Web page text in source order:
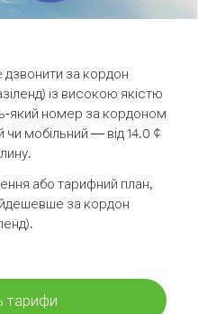
дзвонити за кордон
із високою якістю
який номер за кордоном
мобільний — від 14.0 ¢
або тарифний план,
за кордон
тарифи